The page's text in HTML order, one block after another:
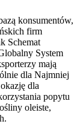
konsumentów,
firm
Schemat
System
mają
dla Najmniej
dla
popytu
oleiste,